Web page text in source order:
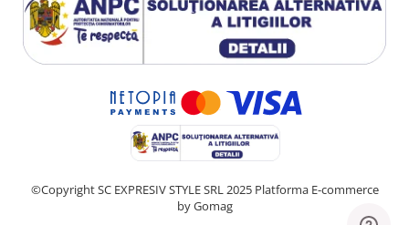
©Copyright SC EXPRESIV STYLE SRL 2025 Platforma E-commerce
by Gomag